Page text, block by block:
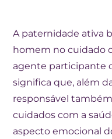
A paternidade ativa
homem no cuidado
agente participante
significa que, além
responsável
cuidados com a
aspecto emocional